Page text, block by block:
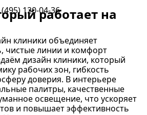
120-04-36
работает на
клиники объединяет
чистые линии и комфорт
дизайн клиники, который
рабочих зон, гибкость
доверия. В интерьере
палитры, качественные
освещение, что ускоряет
и повышает эффективность